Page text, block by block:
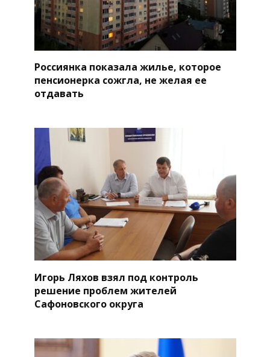
Россиянка показала жилье, которое
пенсионерка сожгла, не желая ее
отдавать
Игорь Ляхов взял под контроль
решение проблем жителей
Сафоновского округа